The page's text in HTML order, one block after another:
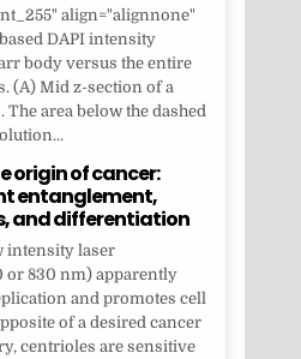
align="alignnone"
DAPI intensity
body versus the entire
(A) Mid z-section of a
area below the dashed
origin of cancer:
entanglement,
and differentiation
intensity laser
or 830 nm) apparently
and promotes cell
of a desired cancer
centrioles are sensitive